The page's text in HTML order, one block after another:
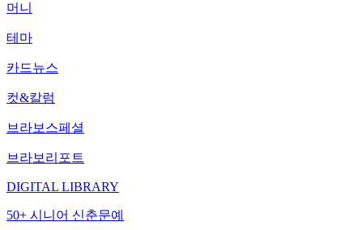
머니
테마
카드뉴스
컷&칼럼
브라보스페셜
브라보리포트
DIGITAL LIBRARY
50+ 시니어 신춘문예